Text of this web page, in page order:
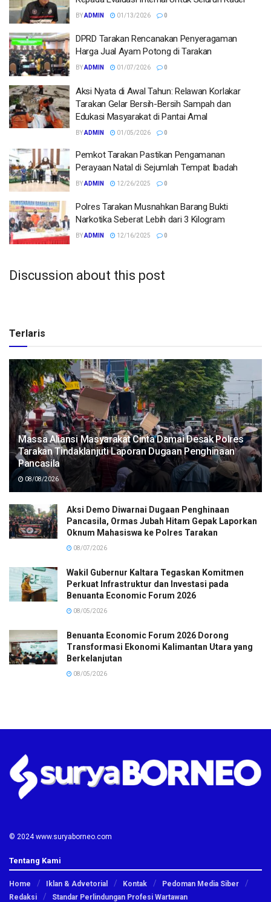
BYADMIN 01/13/2026 0
DPRD Tarakan Rencanakan Penyeragaman
Harga Jual Ayam Potong di Tarakan
BYADMIN 01/07/2026 0
Aksi Nyata di Awal Tahun: Relawan Korlakar
Tarakan Gelar Bersih-Bersih Sampah dan
Edukasi Masyarakat di Pantai Amal
BYADMIN 01/05/2026 0
Pemkot Tarakan Pastikan Pengamanan
Perayaan Natal di Sejumlah Tempat Ibadah
BYADMIN 12/26/2025 0
Polres Tarakan Musnahkan Barang Bukti
Narkotika Seberat Lebih dari 3 Kilogram
BYADMIN 12/16/2025 0
Discussion about this post
Terlaris
Massa Aliansi Masyarakat Cinta Damai Desak Polres
Tarakan Tindaklanjuti Laporan Dugaan Penghinaan
Pancasila
08/08/2026
Aksi Demo Diwarnai Dugaan Penghinaan
Pancasila, Ormas Jubah Hitam Gepak Laporkan
Oknum Mahasiswa ke Polres Tarakan
08/07/2026
Wakil Gubernur Kaltara Tegaskan Komitmen
Perkuat Infrastruktur dan Investasi pada
Benuanta Economic Forum 2026
08/05/2026
Benuanta Economic Forum 2026 Dorong
Transformasi Ekonomi Kalimantan Utara yang
Berkelanjutan
08/05/2026
© 2024 www.suryaborneo.com
Tentang Kami
Home Iklan & Advetorial Kontak
Pedoman Media Siber
Redaksi
Standar Perlindungan Profesi Wartawan